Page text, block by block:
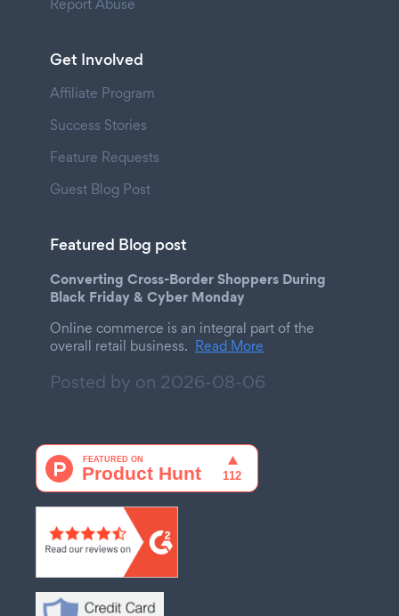
Report Abuse
Get Involved
Affiliate Program
Success Stories
Feature Requests
Guest Blog Post
Featured Blog post
Converting Cross-Border Shoppers During
Black Friday & Cyber Monday
Online commerce is an integral part of the
overall retail business. Read More
Posted by on 2026-08-06